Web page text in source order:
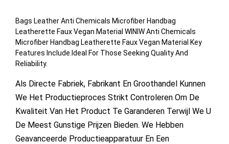
Bags Leather Anti Chemicals Microfiber Handbag
Leatherette Faux Vegan Material WINIW Anti Chemicals
Microfiber Handbag Leatherette Faux Vegan Material Key
Features Include.Ideal For Those Seeking Quality And
Reliability.
Als Directe Fabriek, Fabrikant En Groothandel Kunnen
We Het Productieproces Strikt Controleren Om De
Kwaliteit Van Het Product Te Garanderen Terwijl We U
De Meest Gunstige Prijzen Bieden. We Hebben
Geavanceerde Productieapparatuur En Een